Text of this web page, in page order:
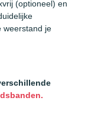
(optioneel) en
weerstand je